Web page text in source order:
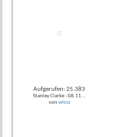
Aufgerufen: 25.383
Stanley Clarke - 08.11...
von wlinz